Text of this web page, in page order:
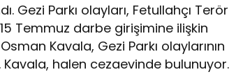
Gezi Parkı olayları, Fetullahçı Terör
Temmuz darbe girişimine ilişkin
Kavala, Gezi Parkı olaylarının
halen cezaevinde bulunuyor.